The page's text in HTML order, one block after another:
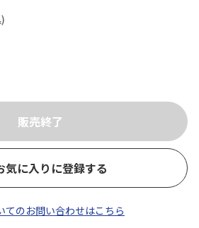
気に入りに登録する
てのお問い合わせはこちら